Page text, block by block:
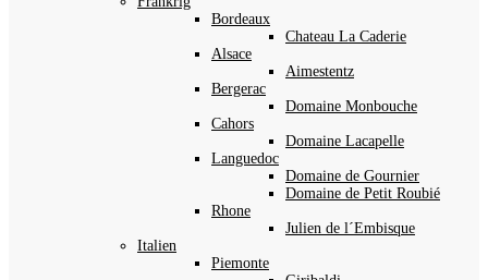
Bordeaux
Chateau La Caderie
Alsace
Aimestentz
Bergerac
Domaine Monbouche
Cahors
Domaine Lacapelle
Languedoc
Domaine de Gournier
Domaine de Petit Roubié
Rhone
Julien de l´Embisque
Italien
Piemonte